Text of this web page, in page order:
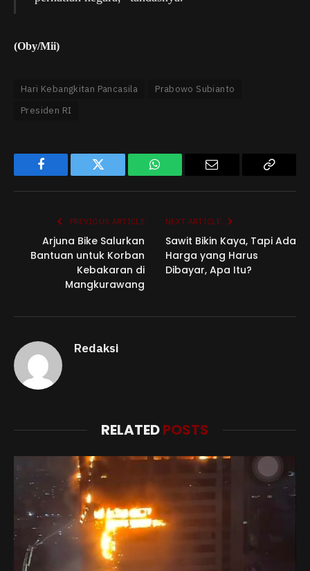
(Oby/Mii)
Hari Kebangkitan Pancasila
Prabowo Subianto
Presiden RI
Facebook Twitter WhatsApp Email
Copy
PREVIOUS ARTICLE
Arjuna Bike Salurkan
Bantuan untuk Korban
Kebakaran di
Mangkurawang
NEXT ARTICLE
Sawit Bikin Kaya, Tapi Ada
Harga yang Harus
Dibayar, Apa Itu?
Redaksi
RELATEDPOSTS